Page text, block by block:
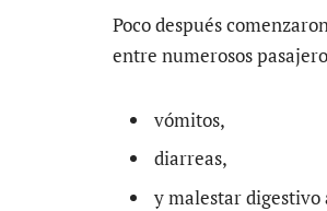
Poco después
entre numerosos
vómitos,
diarreas,
y malestar digestivo